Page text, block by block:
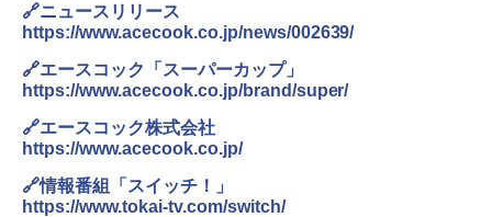
【セット買い】 [山善] スチームオーブン
レンジ 省エネ 高効率 15L 一人暮らし 二
人暮らし フラットテーブル グレー YRZ-
WF150TV(H) + 炊飯器 5.5合 マイコン式
低温調理 AMRC-10M(B) ブラック
￥34,280
🔗ニュースリリース
https://www.acecook.co.jp/news/002639/
🔗エースコック「スーパーカップ」
https://www.acecook.co.jp/brand/super/
🔗エースコック株式会社
https://www.acecook.co.jp/
🔗情報番組「スイッチ！」
https://www.tokai-tv.com/switch/